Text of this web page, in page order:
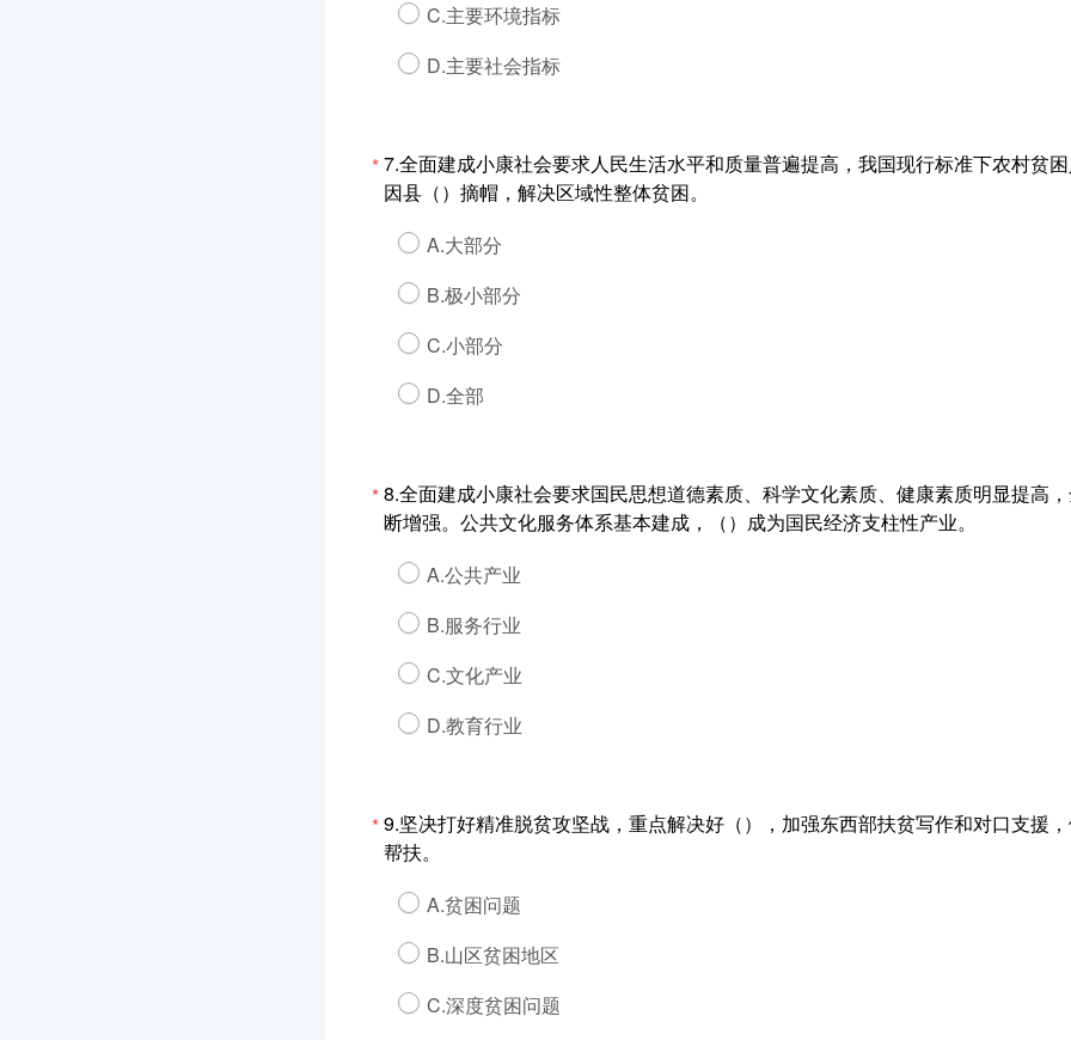
C.主要环境指标
D.主要社会指标
*7.全面建成小康社会要求人民生活水平和质量普遍提高，我国现行标准下农村贫
因县（）摘帽，解决区域性整体贫困。
A.大部分
B.极小部分
C.小部分
D.全部
*8.全面建成小康社会要求国民思想道德素质、科学文化素质、健康素质明显提高
断增强。公共文化服务体系基本建成，（）成为国民经济支柱性产业。
A.公共产业
B.服务行业
C.文化产业
D.教育行业
*9.坚决打好精准脱贫攻坚战，重点解决好（），加强东西部扶贫写作和对口支援
帮扶。
A.贫困问题
B.山区贫困地区
C.深度贫困问题